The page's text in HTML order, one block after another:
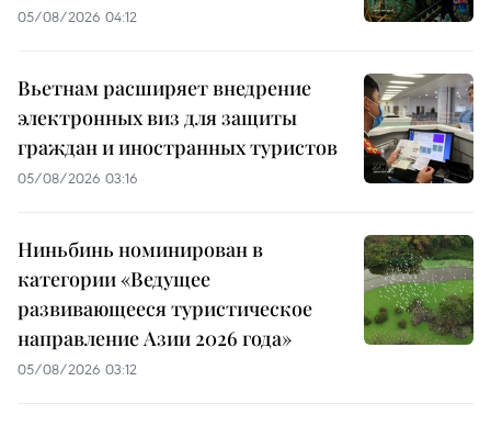
05/08/2026 04:12
Вьетнам расширяет внедрение
электронных виз для защиты
граждан и иностранных туристов
05/08/2026 03:16
Ниньбинь номинирован в
категории «Ведущее
развивающееся туристическое
направление Азии 2026 года»
05/08/2026 03:12